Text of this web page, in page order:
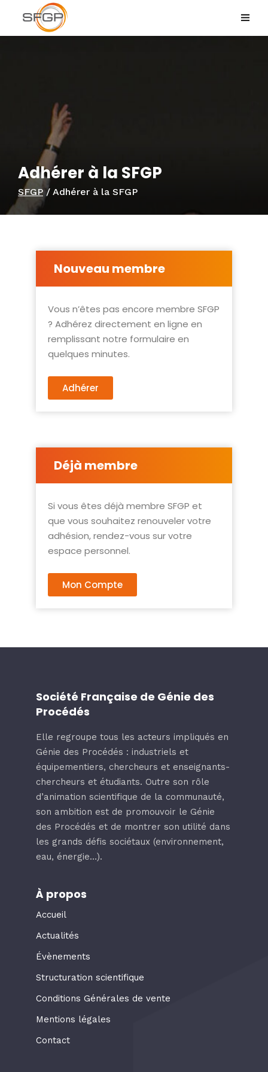
Adhérer à la SFGP
SFGP / Adhérer à la SFGP
Nouveau membre
Vous n’êtes pas encore membre SFGP
? Adhérez directement en ligne en
remplissant notre formulaire en
quelques minutes.
Adhérer
Déjà membre
Si vous êtes déjà membre SFGP et
que vous souhaitez renouveler votre
adhésion, rendez-vous sur votre
espace personnel.
Mon Compte
Société Française de Génie des
Procédés
Elle regroupe tous les acteurs impliqués en
Génie des Procédés : industriels et
équipementiers, chercheurs et enseignants-
chercheurs et étudiants. Outre son rôle
d’animation scientifique de la communauté,
son ambition est de promouvoir le Génie
des Procédés et de montrer son utilité dans
les grands défis sociétaux (environnement,
eau, énergie…).
À propos
Accueil
Actualités
Évènements
Structuration scientifique
Conditions Générales de vente
Mentions légales
Contact